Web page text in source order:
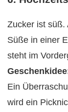
Zucker ist süß.
Süße in einer
steht im
Ein
wird ein